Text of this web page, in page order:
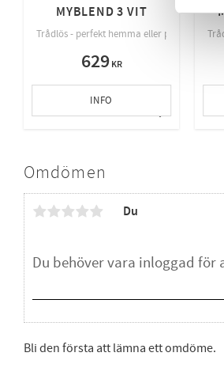
Omdömen
Du
Bli den första att lämna ett omdöme.
MYBLEND 3 VIT
Trådlös - perfekt hemma eller på språng
629KR
Lägg till i
INFO